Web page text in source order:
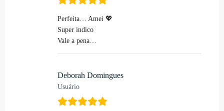
Perfeita… Amei 💖
Super indico
Vale a pena…
Deborah Domingues
Usuário